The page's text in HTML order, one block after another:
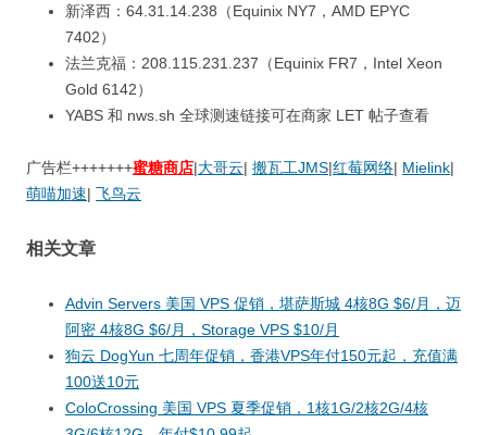
新泽西：64.31.14.238（Equinix NY7，AMD EPYC
7402）
法兰克福：208.115.231.237（Equinix FR7，Intel Xeon
Gold 6142）
YABS 和 nws.sh 全球测速链接可在商家 LET 帖子查看
广告栏+++++++蜜糖商店|大哥云| 搬瓦工JMS|红莓网络| Mielink|
萌喵加速| 飞鸟云
相关文章
Advin Servers 美国 VPS 促销，堪萨斯城 4核8G $6/月，迈
阿密 4核8G $6/月，Storage VPS $10/月
狗云 DogYun 七周年促销，香港VPS年付150元起，充值满
100送10元
ColoCrossing 美国 VPS 夏季促销，1核1G/2核2G/4核